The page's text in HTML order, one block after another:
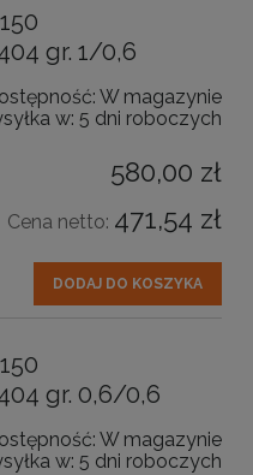
gr. 1/0,6
W magazynie
w: 5 dni roboczych
580,00 zł
Cena netto: 471,54 zł
DODAJ DO KOSZYKA
gr. 0,6/0,6
W magazynie
w: 5 dni roboczych